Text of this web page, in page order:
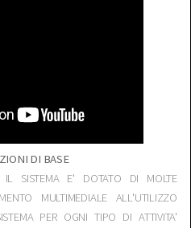
DI BASE
IL SISTEMA E' DOTATO DI MOLTE
MULTIMEDIALE ALL'UTILIZZO
PER OGNI TIPO DI ATTIVITA'